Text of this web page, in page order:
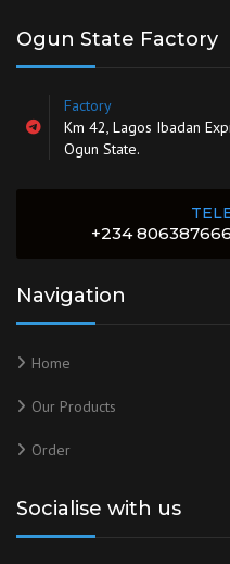
Ogun State Factory
Factory
Km 42, Lagos Ibadan
Ogun State.
+234
Navigation
Home
Our Products
Order
Socialise with us